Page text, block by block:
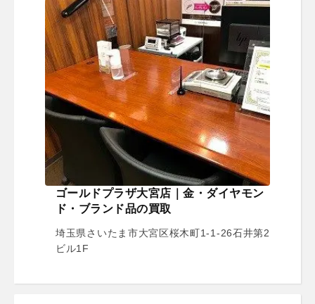
ゴールドプラザ大宮店｜金・ダイヤモン
ド・ブランド品の買取
埼玉県さいたま市大宮区桜木町1-1-26石井第2
ビル1F